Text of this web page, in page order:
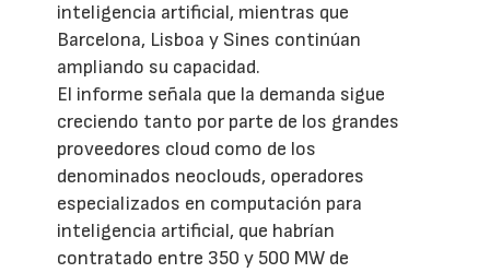
inteligencia artificial, mientras que
Barcelona, Lisboa y Sines continúan
ampliando su capacidad.
El informe señala que la demanda sigue
creciendo tanto por parte de los grandes
proveedores cloud como de los
denominados neoclouds, operadores
especializados en computación para
inteligencia artificial, que habrían
contratado entre 350 y 500 MW de